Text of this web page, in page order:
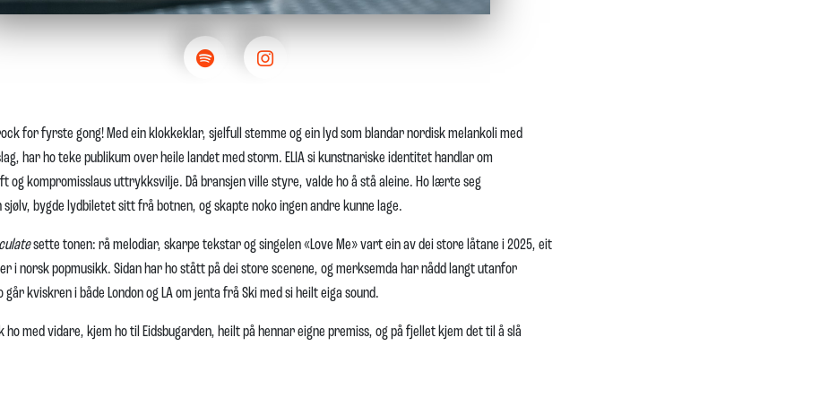
for fyrste gong! Med ein klokkeklar, sjelfull stemme og ein lyd som blandar nordisk melankoli med
har ho teke publikum over heile landet med storm. ELIA si kunstnariske identitet handlar om
og kompromisslaus uttrykksvilje. Då bransjen ville styre, valde ho å stå aleine. Ho lærte seg
bygde lydbiletet sitt frå botnen, og skapte noko ingen andre kunne lage.
sette tonen: rå melodiar, skarpe tekstar og singelen «Love Me» vart ein av dei store låtane i 2025, eit
i norsk popmusikk. Sidan har ho stått på dei store scenene, og merksemda har nådd langt utanfor
går kviskren i både London og LA om jenta frå Ski med si heilt eiga sound.
ho med vidare, kjem ho til Eidsbugarden, heilt på hennar eigne premiss, og på fjellet kjem det til å slå